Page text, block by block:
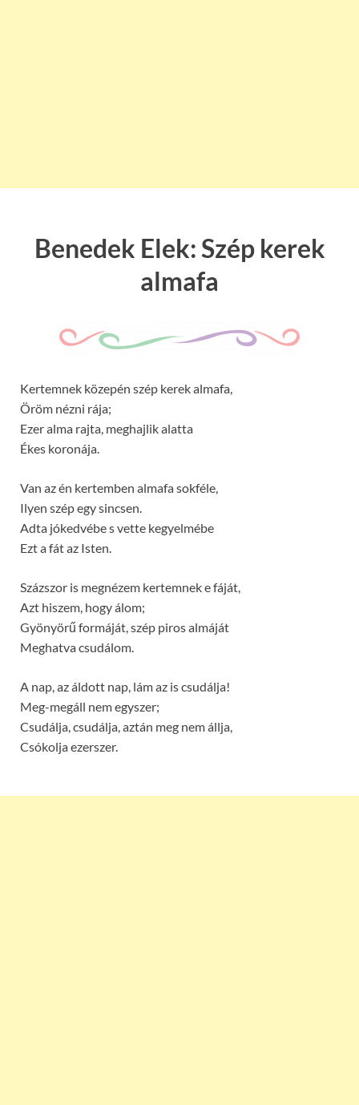
Benedek Elek: Szép kerek
almafa
Kertemnek közepén szép kerek almafa,
Öröm nézni rája;
Ezer alma rajta, meghajlik alatta
Ékes koronája.
Van az én kertemben almafa sokféle,
Ilyen szép egy sincsen.
Adta jókedvébe s vette kegyelmébe
Ezt a fát az Isten.
Százszor is megnézem kertemnek e fáját,
Azt hiszem, hogy álom;
Gyönyörű formáját, szép piros almáját
Meghatva csudálom.
A nap, az áldott nap, lám az is csudálja!
Meg-megáll nem egyszer;
Csudálja, csudálja, aztán meg nem állja,
Csókolja ezerszer.